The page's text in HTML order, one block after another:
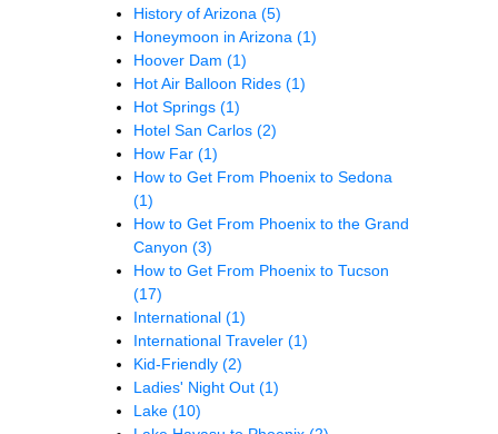
History of Arizona (5)
Honeymoon in Arizona (1)
Hoover Dam (1)
Hot Air Balloon Rides (1)
Hot Springs (1)
Hotel San Carlos (2)
How Far (1)
How to Get From Phoenix to Sedona
(1)
How to Get From Phoenix to the Grand
Canyon (3)
How to Get From Phoenix to Tucson
(17)
International (1)
International Traveler (1)
Kid-Friendly (2)
Ladies' Night Out (1)
Lake (10)